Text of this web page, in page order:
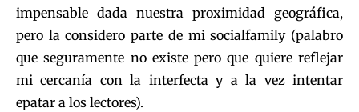
impensable dada nuestra proximidad geográfica,
pero la considero parte de mi socialfamily (palabro
que seguramente no existe pero que quiere reflejar
mi cercanía con la interfecta y a la vez intentar
epatar a los lectores).